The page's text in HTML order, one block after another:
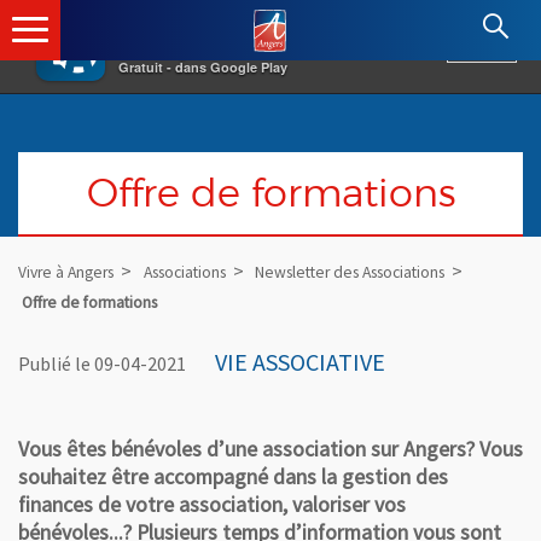
×
Gratuit - dans Google Play
Angers.fr : Retour à l'accueil
Offre de formations
Vivre à Angers Associations
Newsletter des Associations
Offre de formations
Publié le 09-04-2021 VIE ASSOCIATIVE
Vous êtes bénévoles d’une association sur Angers? Vous
souhaitez être accompagné dans la gestion des
finances de votre association, valoriser vos
bénévoles...? Plusieurs temps d’information vous sont